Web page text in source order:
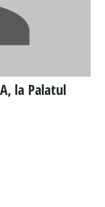
la Palatul